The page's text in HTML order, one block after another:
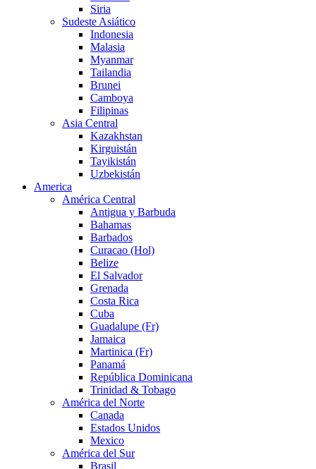
Siria
Sudeste Asiático
Indonesia
Malasia
Myanmar
Tailandia
Brunei
Camboya
Filipinas
Asia Central
Kazakhstan
Kirguistán
Tayikistán
Uzbekistán
America
América Central
Antigua y Barbuda
Bahamas
Barbados
Curacao (Hol)
Belize
El Salvador
Grenada
Costa Rica
Cuba
Guadalupe (Fr)
Jamaica
Martinica (Fr)
Panamá
República Dominicana
Trinidad & Tobago
América del Norte
Canada
Estados Unidos
Mexico
América del Sur
Brasil